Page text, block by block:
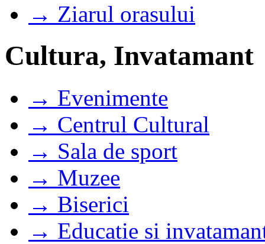
→ Ziarul orasului
Cultura, Invatamant
→ Evenimente
→ Centrul Cultural
→ Sala de sport
→ Muzee
→ Biserici
→ Educatie si